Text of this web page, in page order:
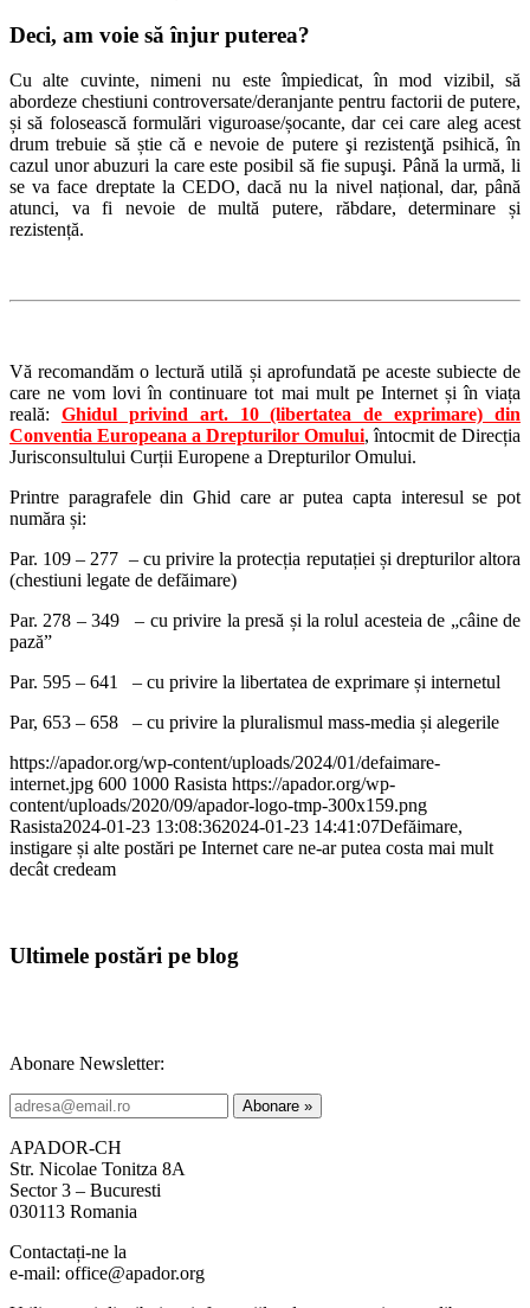
Deci, am voie să înjur puterea?
Cu alte cuvinte, nimeni nu este împiedicat, în mod vizibil, să
abordeze chestiuni controversate/deranjante pentru factorii de putere,
și să folosească formulări viguroase/șocante, dar cei care aleg acest
drum trebuie să știe că e nevoie de putere şi rezistenţă psihică, în
cazul unor abuzuri la care este posibil să fie supuşi. Până la urmă, li
se va face dreptate la CEDO, dacă nu la nivel național, dar, până
atunci, va fi nevoie de multă putere, răbdare, determinare și
rezistență.
Vă recomandăm o lectură utilă și aprofundată pe aceste subiecte de
care ne vom lovi în continuare tot mai mult pe Internet și în viața
reală: Ghidul privind art. 10 (libertatea de exprimare) din
Conventia Europeana a Drepturilor Omului, întocmit de Direcția
Jurisconsultului Curții Europene a Drepturilor Omului.
Printre paragrafele din Ghid care ar putea capta interesul se pot
număra și:
Par. 109 – 277 – cu privire la protecția reputației și drepturilor altora
(chestiuni legate de defăimare)
Par. 278 – 349 – cu privire la presă și la rolul acesteia de „câine de
pază”
Par. 595 – 641 – cu privire la libertatea de exprimare și internetul
Par, 653 – 658 – cu privire la pluralismul mass-media și alegerile
https://apador.org/wp-content/uploads/2024/01/defaimare-
internet.jpg 600 1000 Rasista https://apador.org/wp-
content/uploads/2020/09/apador-logo-tmp-300x159.png
Rasista2024-01-23 13:08:362024-01-23 14:41:07Defăimare,
instigare și alte postări pe Internet care ne-ar putea costa mai mult
decât credeam
Ultimele postări pe blog
Abonare Newsletter:
APADOR-CH
Str. Nicolae Tonitza 8A
Sector 3 – Bucuresti
030113 Romania
Contactați-ne la
e-mail: office@apador.org